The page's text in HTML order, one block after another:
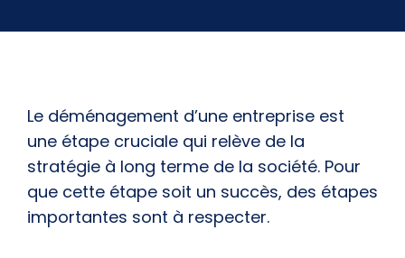
Le déménagement d’une entreprise est
une étape cruciale qui relève de la
stratégie à long terme de la société. Pour
que cette étape soit un succès, des étapes
importantes sont à respecter.